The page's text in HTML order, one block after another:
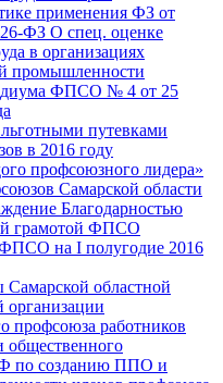
применения ФЗ от
ФЗ О спец. оценке
в организациях
промышленности
ФПСО № 4 от 25
путевками
в 2016 году
профсоюзного лидера»
Самарской области
Благодарностью
грамотой ФПСО
на I полугодие 2016
областной
организации
профсоюза работников
общественного
по созданию ППО и